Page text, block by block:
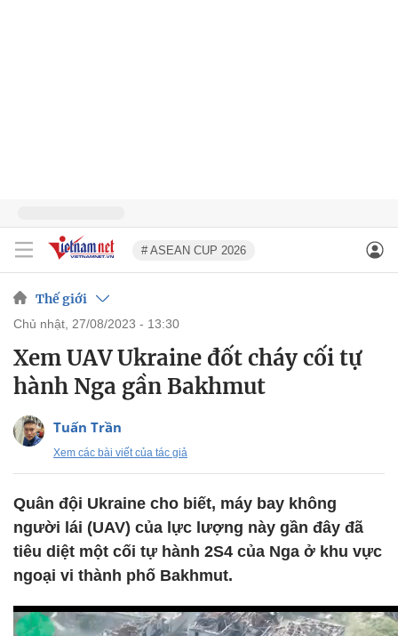
# ASEAN CUP 2026
Thế giới
chủ nhật, 27/08/2023 - 13:30
Xem UAV Ukraine đốt cháy cối tự
hành Nga gần Bakhmut
Tuấn Trần
Xem các bài viết của tác giả
Quân đội Ukraine cho biết, máy bay không
người lái (UAV) của lực lượng này gần đây đã
tiêu diệt một cối tự hành 2S4 của Nga ở khu vực
ngoại vi thành phố Bakhmut.